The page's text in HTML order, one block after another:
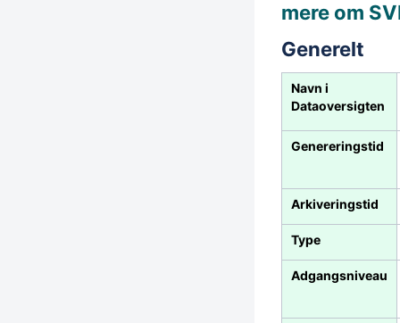
mere om
Generelt
Navn i
Dataoversigten
Genereringstid
Arkiveringstid
Type
Adgangsniveau